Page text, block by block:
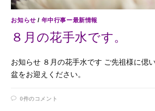
お知らせ / 年中行事ー最新情報
８月の花手水です。
お知らせ ８月の花手水です ご先祖様に偲
盆をお迎えください。
0件のコメント